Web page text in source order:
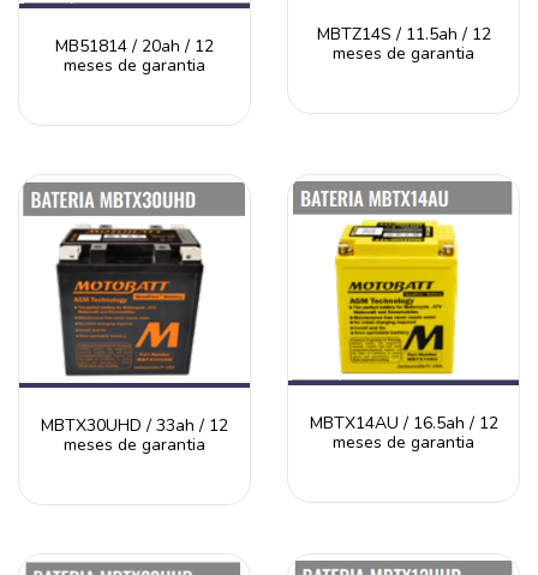
MB51814 / 20ah / 12
meses de garantia
MBTZ14S / 11.5ah / 12
meses de garantia
MBTX30UHD / 33ah / 12
meses de garantia
MBTX14AU / 16.5ah / 12
meses de garantia